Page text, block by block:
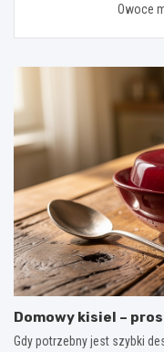
Owoce
Domowy kisiel –
Gdy potrzebny jest szybki